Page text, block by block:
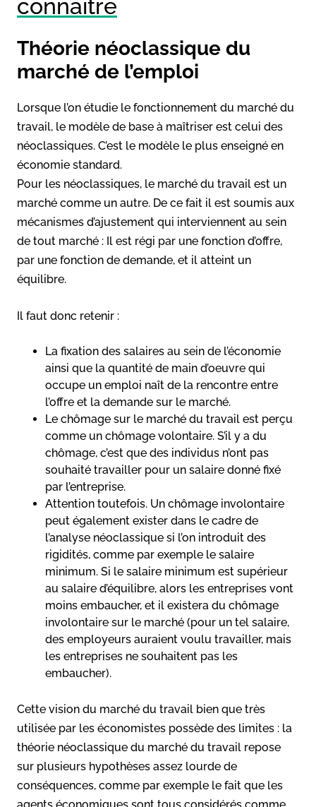
connaître
Théorie néoclassique du
marché de l’emploi
Lorsque l’on étudie le fonctionnement du marché du
travail, le modèle de base à maîtriser est celui des
néoclassiques. C’est le modèle le plus enseigné en
économie standard.
Pour les néoclassiques, le marché du travail est un
marché comme un autre. De ce fait il est soumis aux
mécanismes d’ajustement qui interviennent au sein
de tout marché : Il est régi par une fonction d’offre,
par une fonction de demande, et il atteint un
équilibre.
Il faut donc retenir :
La fixation des salaires au sein de l’économie
ainsi que la quantité de main d’oeuvre qui
occupe un emploi naît de la rencontre entre
l’offre et la demande sur le marché.
Le chômage sur le marché du travail est perçu
comme un chômage volontaire. S’il y a du
chômage, c’est que des individus n’ont pas
souhaité travailler pour un salaire donné fixé
par l’entreprise.
Attention toutefois. Un chômage involontaire
peut également exister dans le cadre de
l’analyse néoclassique si l’on introduit des
rigidités, comme par exemple le salaire
minimum. Si le salaire minimum est supérieur
au salaire d’équilibre, alors les entreprises vont
moins embaucher, et il existera du chômage
involontaire sur le marché (pour un tel salaire,
des employeurs auraient voulu travailler, mais
les entreprises ne souhaitent pas les
embaucher).
Cette vision du marché du travail bien que très
utilisée par les économistes possède des limites : la
théorie néoclassique du marché du travail repose
sur plusieurs hypothèses assez lourde de
conséquences, comme par exemple le fait que les